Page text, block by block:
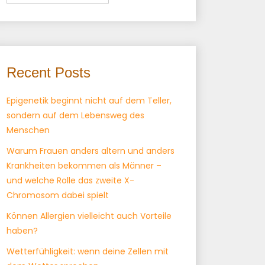
Recent Posts
Epigenetik beginnt nicht auf dem Teller,
sondern auf dem Lebensweg des
Menschen
Warum Frauen anders altern und anders
Krankheiten bekommen als Männer –
und welche Rolle das zweite X-
Chromosom dabei spielt
Können Allergien vielleicht auch Vorteile
haben?
Wetterfühligkeit: wenn deine Zellen mit